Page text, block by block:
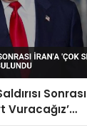
Sonrası
Vuracağız’